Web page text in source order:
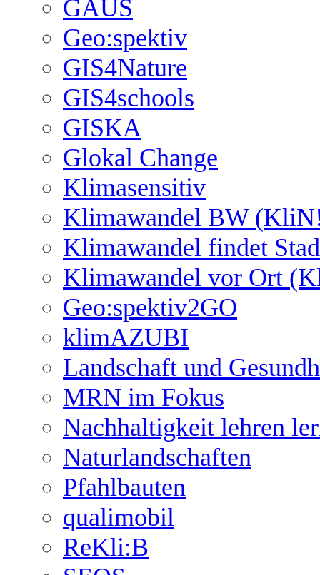
GAUS
Geo:spektiv
GIS4Nature
GIS4schools
GISKA
Glokal Change
Klimasensitiv
Klimawandel BW
Klimawandel findet
Klimawandel vor Ort
Geo:spektiv2GO
klimAZUBI
Landschaft und
MRN im Fokus
Nachhaltigkeit lehren
Naturlandschaften
Pfahlbauten
qualimobil
ReKli:B